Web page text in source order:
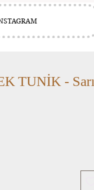
TUNİK - Sarı